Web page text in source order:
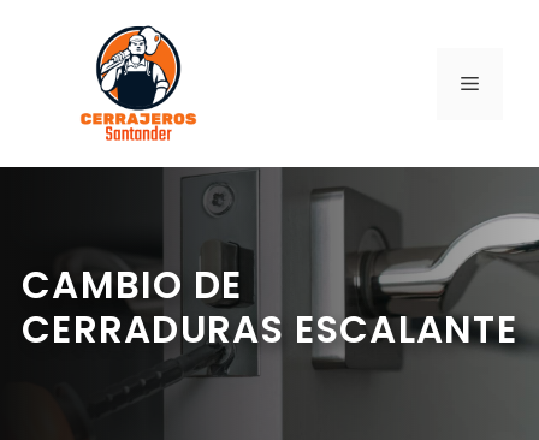
contenido
MENÚ
CAMBIO DE
CERRADURAS ESCALANTE